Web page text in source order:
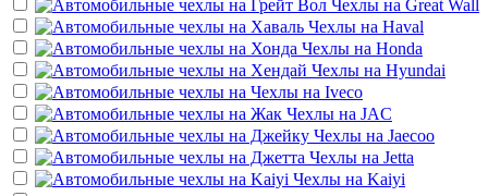
Чехлы на Great Wall
Чехлы на Haval
Чехлы на Honda
Чехлы на Hyundai
Чехлы на Iveco
Чехлы на JAC
Чехлы на Jaecoo
Чехлы на Jetta
Чехлы на Kaiyi